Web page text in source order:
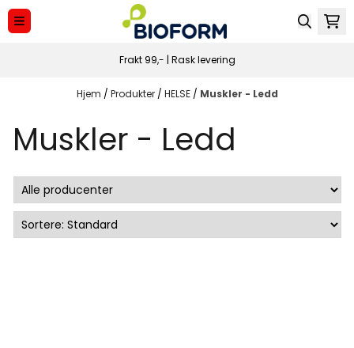
Spring til indhold
Frakt 99,- | Rask levering
Hjem / Produkter / HELSE / Muskler - Ledd
Muskler - Ledd